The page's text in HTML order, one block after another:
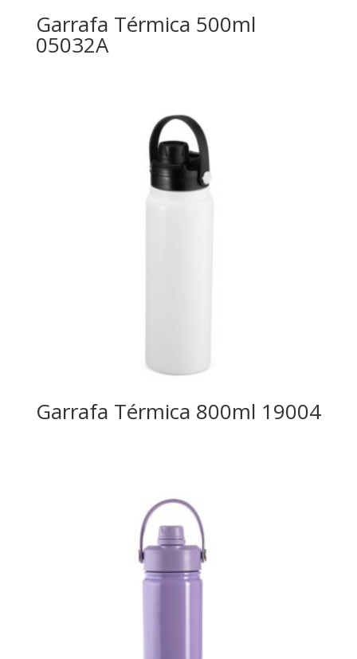
Garrafa Térmica 500ml
05032A
Garrafa Térmica 800ml 19004